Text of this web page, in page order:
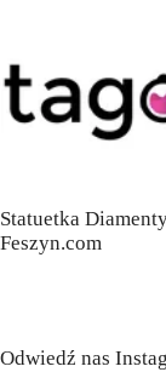
Statuetka
Feszyn.com
Odwiedź nas